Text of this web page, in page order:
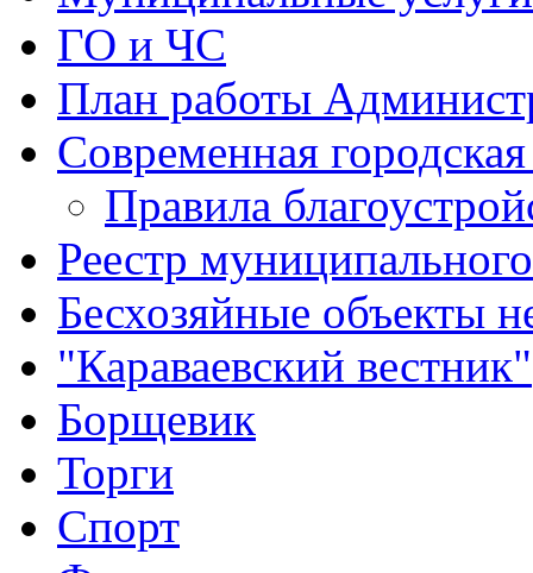
ГО и ЧС
План работы
Современная городская
Правила
Реестр
Бесхозяйные объекты
"Караваевский вестник"
Борщевик
Торги
Спорт